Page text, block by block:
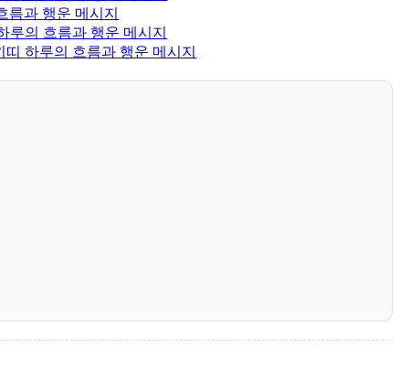
름과 행운 메시지
루의 흐름과 행운 메시지
띠 하루의 흐름과 행운 메시지